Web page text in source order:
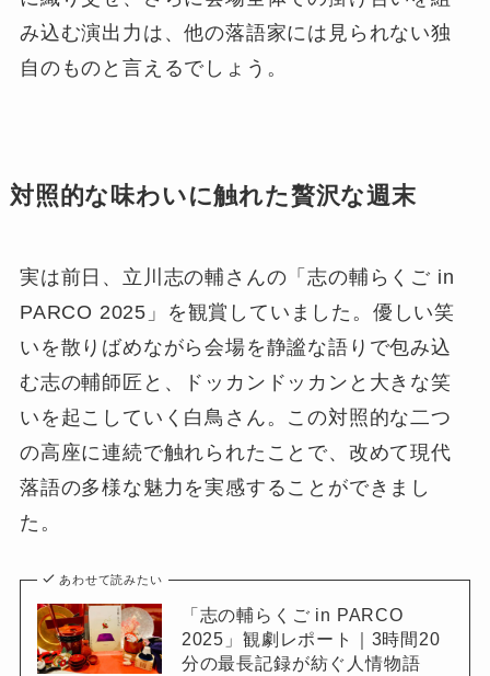
み込む演出力は、他の落語家には見られない独
自のものと言えるでしょう。
対照的な味わいに触れた贅沢な週末
実は前日、立川志の輔さんの「志の輔らくご in
PARCO 2025」を観賞していました。優しい笑
いを散りばめながら会場を静謐な語りで包み込
む志の輔師匠と、ドッカンドッカンと大きな笑
いを起こしていく白鳥さん。この対照的な二つ
の高座に連続で触れられたことで、改めて現代
落語の多様な魅力を実感することができまし
た。
あわせて読みたい
「志の輔らくご in PARCO
2025」観劇レポート｜3時間20
分の最長記録が紡ぐ人情物語